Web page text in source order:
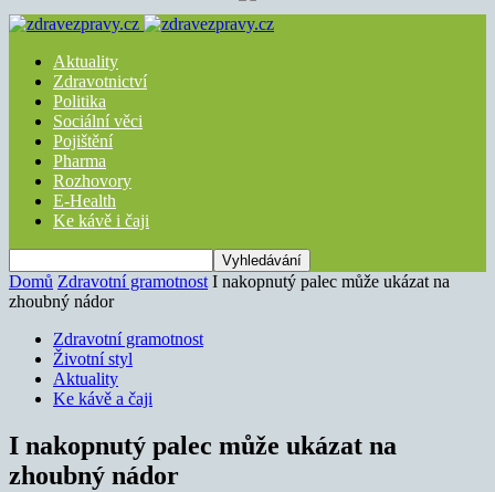
Aktuality
Zdravotnictví
Politika
Sociální věci
Pojištění
Pharma
Rozhovory
E-Health
Ke kávě i čaji
Domů Zdravotní gramotnost I nakopnutý palec může ukázat na
zhoubný nádor
Zdravotní gramotnost
Životní styl
Aktuality
Ke kávě a čaji
I nakopnutý palec může ukázat na
zhoubný nádor